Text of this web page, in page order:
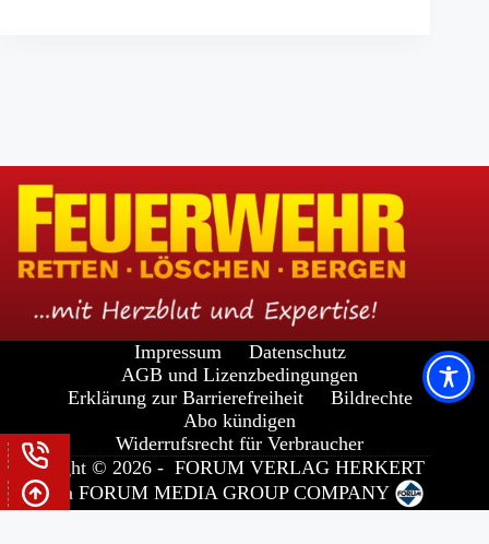
Impressum
Datenschutz
AGB und Lizenzbedingungen
Erklärung zur Barrierefreiheit
Bildrechte
Abo kündigen
Widerrufsrecht für Verbraucher
Copyright © 2026 - FORUM VERLAG HERKERT
GMBH
aFORUM MEDIA GROUPCOMPANY